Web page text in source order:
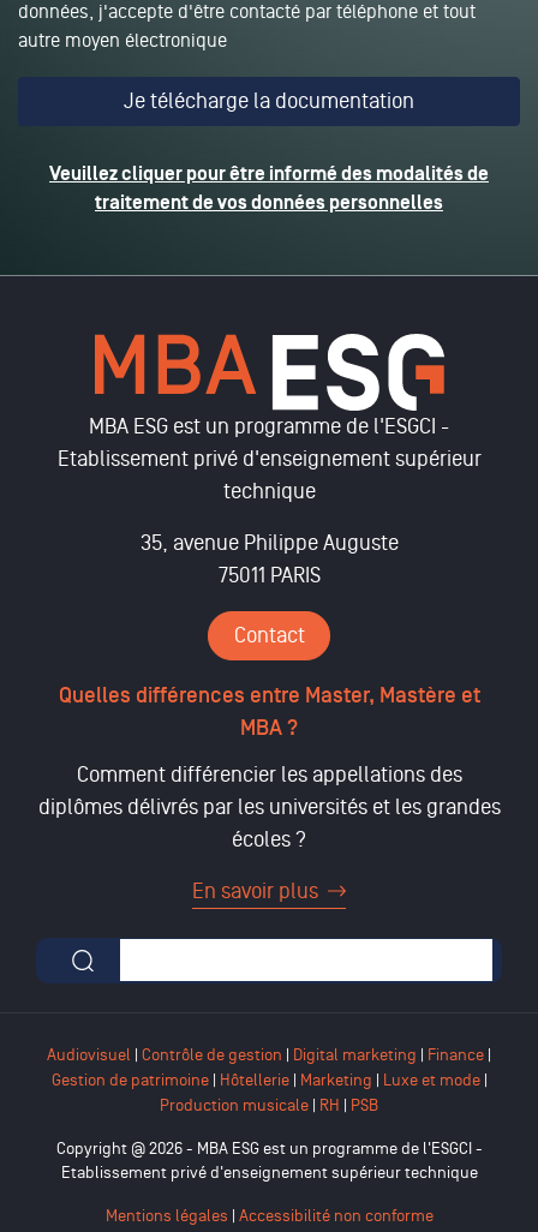
données, j'accepte d'être contacté par téléphone et tout
autre moyen électronique
Veuillez cliquer pour être informé des modalités de
traitement de vos données personnelles
MBA ESG est un programme de l'ESGCI -
Etablissement privé d'enseignement supérieur
technique
35, avenue Philippe Auguste
75011 PARIS
Contact
Quelles différences entre Master, Mastère et
MBA ?
Comment différencier les appellations des
diplômes délivrés par les universités et les grandes
écoles ?
En savoir plus
Formulaire de recherche
Audiovisuel | Contrôle de gestion | Digital marketing | Finance |
Gestion de patrimoine| Hôtellerie| Marketing | Luxe et mode|
Production musicale | RH | PSB
Copyright @ 2026 - MBA ESG est un programme de l'ESGCI -
Etablissement privé d'enseignement supérieur technique
Mentions légales Accessibilité non conforme